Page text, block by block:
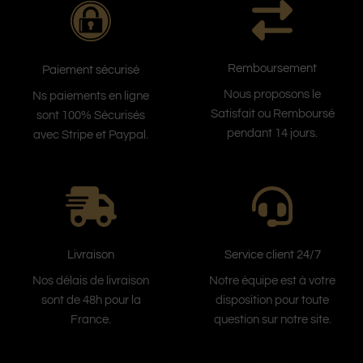
Paiement sécurisé
Ns paiements en ligne
sont 100% Sécurisés
avec Stripe et Paypal.
Remboursement
Nous proposons le
Satisfait ou Remboursé
pendant 14 jours.
Livraison
Nos délais de livraison
sont de 48h pour la
France.
Service client 24/7
Notre équipe est à votre
disposition pour toute
question sur notre site.